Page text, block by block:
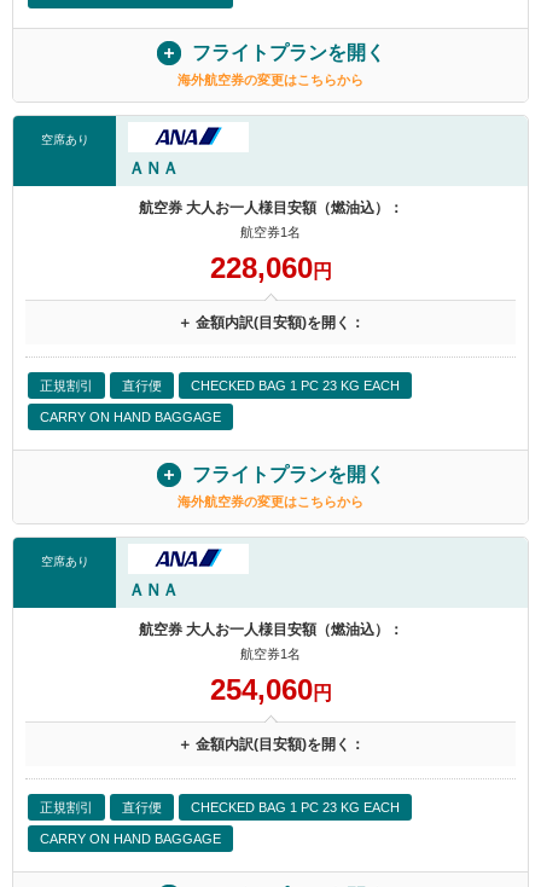
フライトプランを開く
海外航空券の変更はこちらから
空席あり
ＡＮＡ
航空券 大人お一人様目安額（燃油込）：
航空券1名
228,060円
＋ 金額内訳(目安額)を開く：
正規割引 直行便 CHECKED BAG 1 PC 23 KG EACH
CARRY ON HAND BAGGAGE
フライトプランを開く
海外航空券の変更はこちらから
空席あり
ＡＮＡ
航空券 大人お一人様目安額（燃油込）：
航空券1名
254,060円
＋ 金額内訳(目安額)を開く：
正規割引 直行便 CHECKED BAG 1 PC 23 KG EACH
CARRY ON HAND BAGGAGE